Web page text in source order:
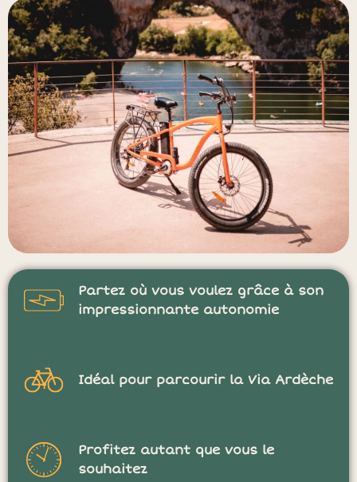
Partez où vous voulez grâce à son
impressionnante autonomie
Idéal pour parcourir la Via Ardèche
Profitez autant que vous le
souhaitez